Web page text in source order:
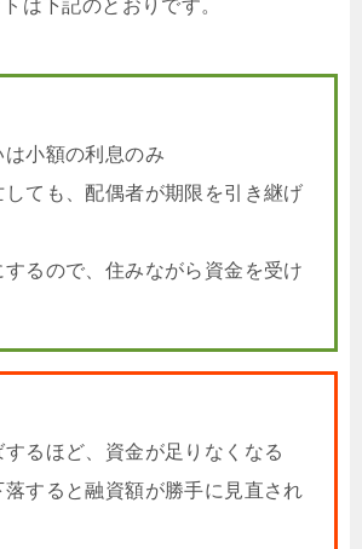
は下記のとおりです。
は小額の利息のみ
しても、配偶者が期限を引き継げ
するので、住みながら資金を受け
するほど、資金が足りなくなる
落すると融資額が勝手に見直され